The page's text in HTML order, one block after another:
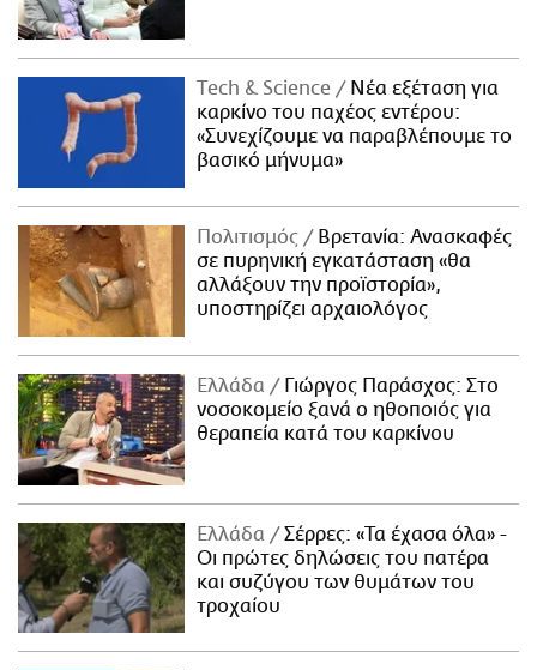
Τech & Science
Νέα εξέταση για
καρκίνο του παχέος εντέρου:
«Συνεχίζουμε να παραβλέπουμε το
βασικό μήνυμα»
Πολιτισμός
Βρετανία: Ανασκαφές
σε πυρηνική εγκατάσταση «θα
αλλάξουν την προϊστορία»,
υποστηρίζει αρχαιολόγος
Ελλάδα
Γιώργος Παράσχος: Στο
νοσοκομείο ξανά ο ηθοποιός για
θεραπεία κατά του καρκίνου
Ελλάδα
Σέρρες: «Τα έχασα όλα» -
Οι πρώτες δηλώσεις του πατέρα
και συζύγου των θυμάτων του
τροχαίου